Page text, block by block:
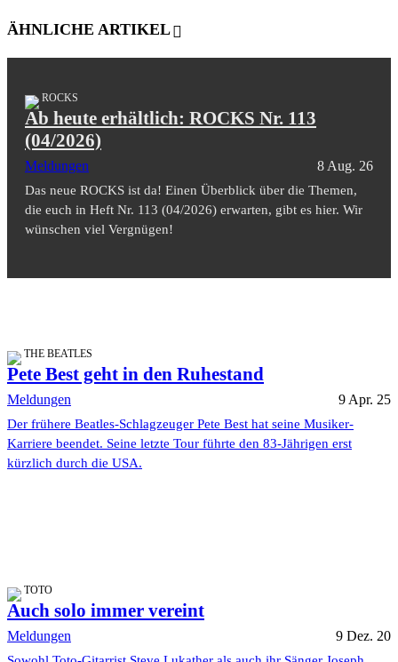
ÄHNLICHE ARTIKEL
ROCKS
Ab heute erhältlich: ROCKS Nr. 113
(04/2026)
Meldungen 8 Aug. 26
Das neue ROCKS ist da! Einen Überblick über die Themen,
die euch in Heft Nr. 113 (04/2026) erwarten, gibt es hier. Wir
wünschen viel Vergnügen!
THE BEATLES
Pete Best geht in den Ruhestand
Meldungen 9 Apr. 25
Der frühere Beatles-Schlagzeuger Pete Best hat seine Musiker-
Karriere beendet. Seine letzte Tour führte den 83-Jährigen erst
kürzlich durch die USA.
TOTO
Auch solo immer vereint
Meldungen 9 Dez. 20